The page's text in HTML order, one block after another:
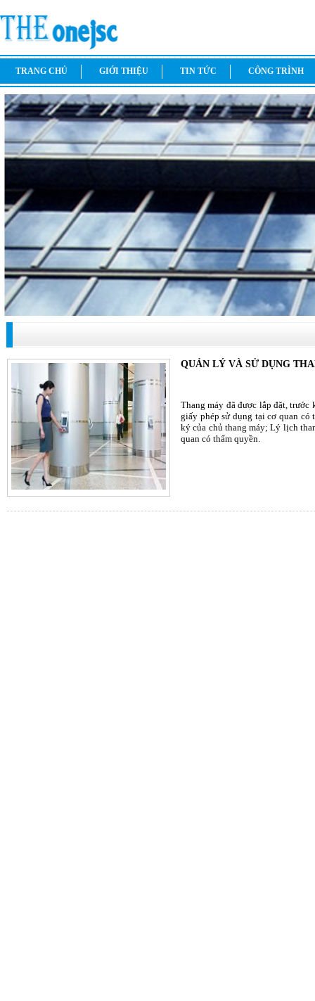
TRANG CHỦ GIỚI THIỆU TIN TỨC CÔNG TRÌNH
QUẢN LÝ VÀ SỬ DỤNG
Thang máy đã được lắp đặt, trước
giấy phép sử dụng tại cơ quan
ký của chủ thang máy; Lý lịch
quan có thẩm quyền.